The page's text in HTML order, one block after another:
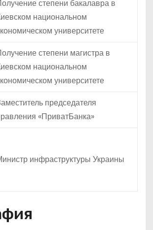
степени бакалавра в
национальном
университете
степени магистра в
национальном
университете
председателя
«ПриватБанка»
инфраструктуры Украины